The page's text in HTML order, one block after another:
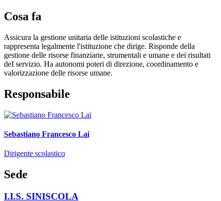
Cosa fa
Assicura la gestione unitaria delle istituzioni scolastiche e
rappresenta legalmente l'istituzione che dirige. Risponde della
gestione delle risorse finanziarie, strumentali e umane e dei risultati
deI servizio. Ha autonomi poteri di direzione, coordinamento e
valorizzazione delle risorse umane.
Responsabile
Sebastiano Francesco Lai
Dirigente scolastico
Sede
I.I.S. SINISCOLA